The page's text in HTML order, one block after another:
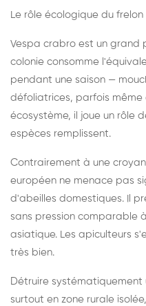
Le rôle écologique du
Vespa crabro est un grand
colonie consomme
pendant une saison —
défoliatrices, parfois même
écosystème, il joue un rôle
espèces remplissent.
Contrairement à une
européen ne menace pas
d'abeilles domestiques. Il
sans pression comparable
asiatique. Les apiculteurs
très bien.
Détruire systématiquement
surtout en zone rurale